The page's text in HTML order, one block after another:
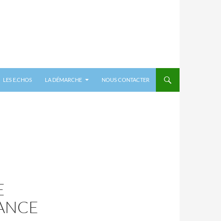
LES E.CHOS LA DÉMARCHE NOUS CONTACTER